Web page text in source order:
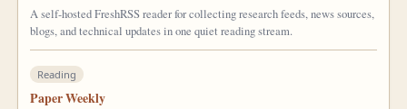
A self-hosted FreshRSS reader for collecting research feeds, news sources,
blogs, and technical updates in one quiet reading stream.
Reading
Paper Weekly